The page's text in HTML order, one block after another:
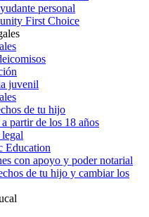
personal
First Choice
juvenil
de tu hijo
partir de los 18 años
Education
con apoyo y poder notarial
de tu hijo y cambiar los